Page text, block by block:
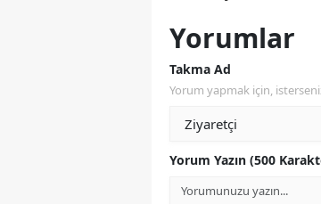
Yorumlar
Takma Ad
Yorum yapmak için,
Yorum Yazın (500